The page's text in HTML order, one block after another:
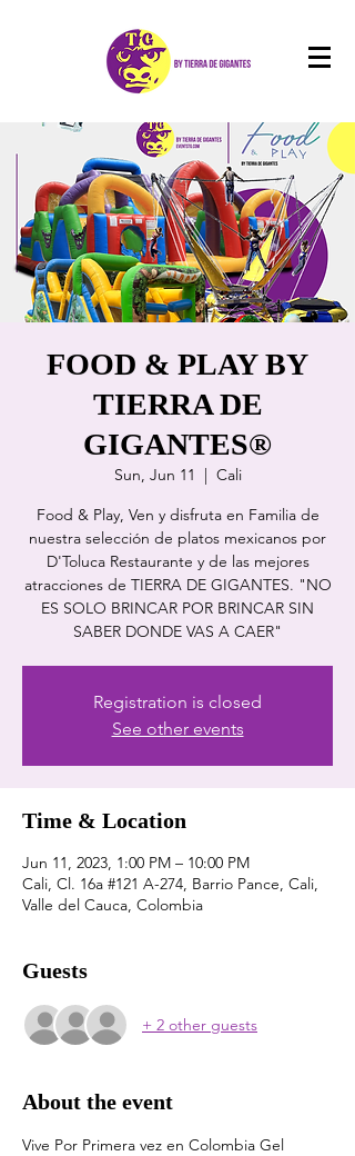
FOOD & PLAY BY
TIERRA DE
GIGANTES®
Sun, Jun 11
  |
Cali
Food & Play, Ven y disfruta en Familia de
nuestra selección de platos mexicanos por
D'Toluca Restaurante y de las mejores
atracciones de TIERRA DE GIGANTES. "NO
ES SOLO BRINCAR POR BRINCAR SIN
SABER DONDE VAS A CAER"
Registration is closed
See other events
Time & Location
Jun 11, 2023, 1:00 PM – 10:00 PM
Cali, Cl. 16a #121 A-274, Barrio Pance, Cali,
Valle del Cauca, Colombia
Guests
+ 2 other guests
About the event
Vive Por Primera vez en Colombia Gel